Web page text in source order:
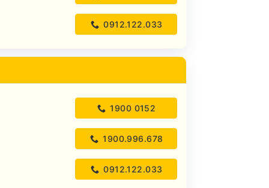
0912.122.033
1900 0152
1900.996.678
0912.122.033